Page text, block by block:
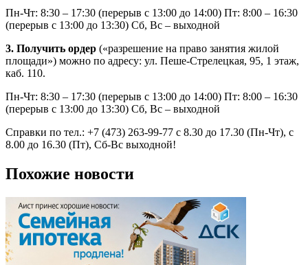
Пн-Чт: 8:30 – 17:30 (перерыв с 13:00 до 14:00) Пт: 8:00 – 16:30
(перерыв с 13:00 до 13:30) Сб, Вс – выходной
3. Получить ордер ​ («разрешение на право занятия жилой
площади») можно​ по адресу: ул. Пеше-Стрелецкая, 95, 1​ этаж,
каб. 110.
Пн-Чт: 8:30 – 17:30 (перерыв с 13:00 до 14:00) Пт: 8:00 – 16:30
(перерыв с 13:00 до 13:30) Сб, Вс – выходной
Справки по тел.:​ +7 (473) 263-99-77​ с 8.30 до 17.30 (Пн-Чт), с
8.00 до 16.30 (Пт), Сб-Вс выходной!
Похожие новости